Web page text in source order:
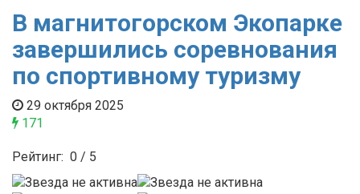
В магнитогорском Экопарке
завершились соревнования
по спортивному туризму
29 октября 2025
171
Рейтинг: 0 / 5